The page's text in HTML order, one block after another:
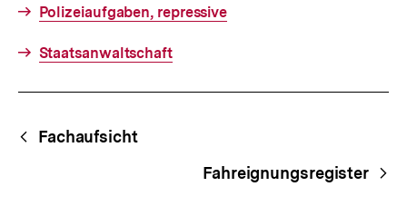
Polizeiaufgaben, repressive
Staatsanwaltschaft
Begriffsnavigation
Content-
Navigation
Fachaufsicht
Fahreignungsregister